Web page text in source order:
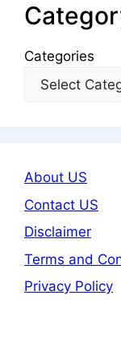
Categories
About US
Contact US
Disclaimer
Terms and
Privacy Policy